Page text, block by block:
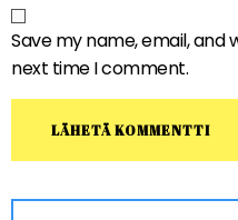
Save my name, email,
next time I comment.